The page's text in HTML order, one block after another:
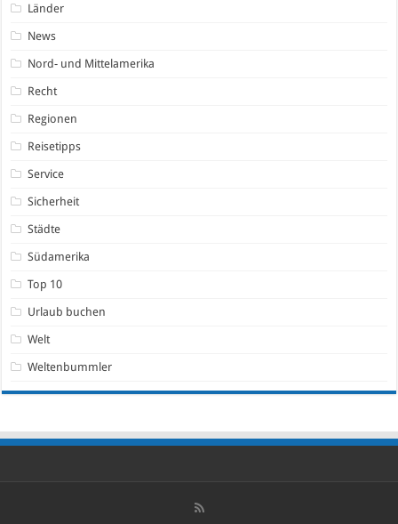
Länder
News
Nord- und Mittelamerika
Recht
Regionen
Reisetipps
Service
Sicherheit
Städte
Südamerika
Top 10
Urlaub buchen
Welt
Weltenbummler